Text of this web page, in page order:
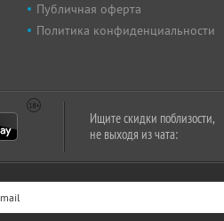
Публичная оферта
Политика конфиденциальности
Ищите скидки поблизости,
не выходя из чата: